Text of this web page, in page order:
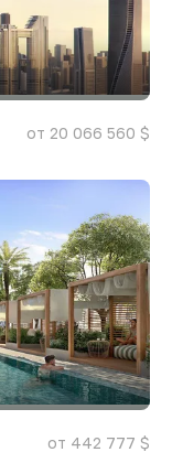
от 20 066 560 $
от 442 777 $